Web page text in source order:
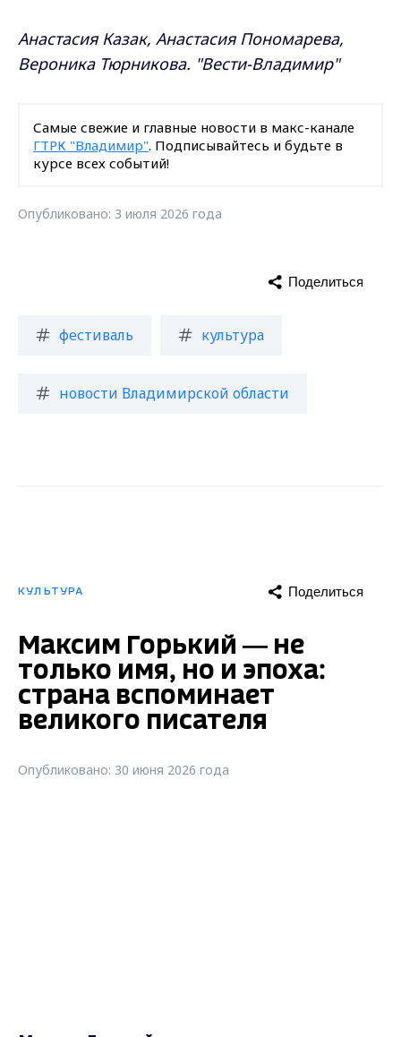
Анастасия Казак, Анастасия Пономарева,
Вероника Тюрникова. "Вести-Владимир"
Самые свежие и главные новости в макс-канале
ГТРК "Владимир". Подписывайтесь и будьте в
курсе всех событий!
Опубликовано: 3 июля 2026 года
фестиваль культура
новости Владимирской области
Поделиться
КУЛЬТУРА Поделиться
Максим Горький — не
только имя, но и эпоха:
страна вспоминает
великого писателя
Опубликовано: 30 июня 2026 года